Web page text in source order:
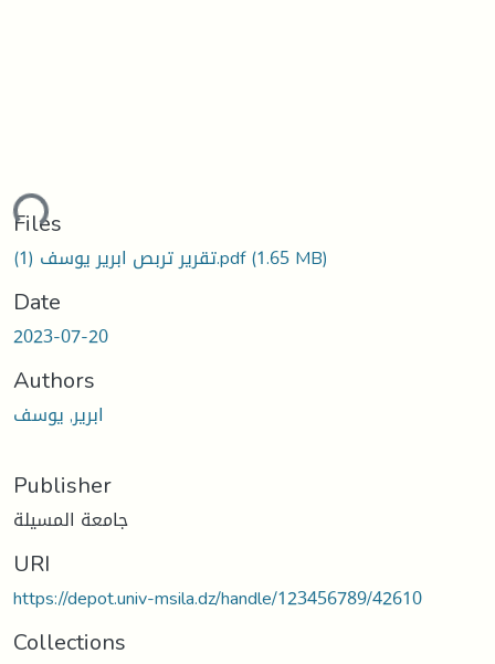
Files
تقرير تربص ابرير يوسف (1).pdf(1.65 MB)
Date
2023-07-20
Authors
ابرير, يوسف
Publisher
جامعة المسيلة
URI
https://depot.univ-msila.dz/handle/123456789/42610
Collections